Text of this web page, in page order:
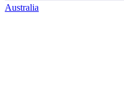
Australia